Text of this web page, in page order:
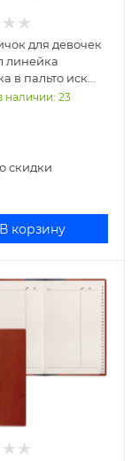
для девочек
линейка
в пальто иск
наличии: 23
скидки
В корзину